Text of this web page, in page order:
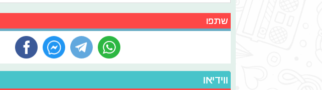
שתפו
ווידיאו